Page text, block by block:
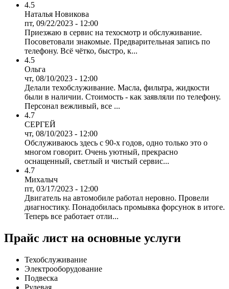
4.5
Наталья Новикова
пт, 09/22/2023 - 12:00
Приезжаю в сервис на техосмотр и обслуживание.
Посоветовали знакомые. Предварительная запись по
телефону. Всё чётко, быстро, к...
4.5
Ольга
чт, 08/10/2023 - 12:00
Делали техобслуживание. Масла, фильтра, жидкости
были в наличии. Стоимость - как заявляли по телефону.
Персонал вежливый, все ...
4.7
СЕРГЕЙ
чт, 08/10/2023 - 12:00
Обслуживаюсь здесь с 90-х годов, одно только это о
многом говорит. Очень уютный, прекрасно
оснащенный, светлый и чистый сервис...
4.7
Михалыч
пт, 03/17/2023 - 12:00
Двигатель на автомобиле работал неровно. Провели
диагностику. Понадобилась промывка форсунок в итоге.
Теперь все работает отли...
Прайс лист на основные услуги
Техобслуживание
Электрооборудование
Подвеска